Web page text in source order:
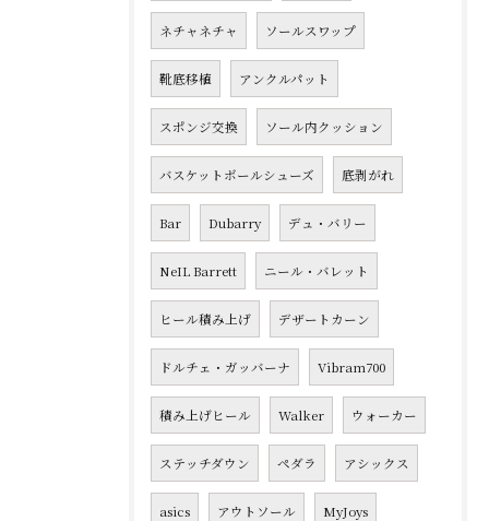
ネチャネチャ ソールスワップ
靴底移植 アンクルパット
スポンジ交換 ソール内クッション
バスケットボールシューズ 底剥がれ
Bar Dubarry デュ・バリー
NeIL Barrett ニール・バレット
ヒール積み上げ デザートカーン
ドルチェ・ガッバーナ Vibram700
積み上げヒール Walker ウォーカー
ステッチダウン ペダラ アシックス
asics アウトソール MyJoys